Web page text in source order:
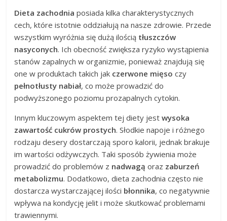
Dieta zachodnia posiada kilka charakterystycznych
cech, które istotnie oddziałują na nasze zdrowie. Przede
wszystkim wyróżnia się dużą ilością tłuszczów
nasyconych. Ich obecność zwiększa ryzyko wystąpienia
stanów zapalnych w organizmie, ponieważ znajdują się
one w produktach takich jak czerwone mięso czy
pełnotłusty nabiał, co może prowadzić do
podwyższonego poziomu prozapalnych cytokin.
Innym kluczowym aspektem tej diety jestwysoka
zawartość cukrów prostych. Słodkie napoje i różnego
rodzaju desery dostarczają sporo kalorii, jednak brakuje
im wartości odżywczych. Taki sposób żywienia może
prowadzić do problemów z nadwagą oraz zaburzeń
metabolizmu. Dodatkowo, dieta zachodnia często nie
dostarcza wystarczającej ilości błonnika, co negatywnie
wpływa na kondycję jelit i może skutkować problemami
trawiennymi.